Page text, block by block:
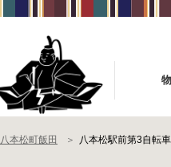
八本松町飯田 八本松駅前第3自転